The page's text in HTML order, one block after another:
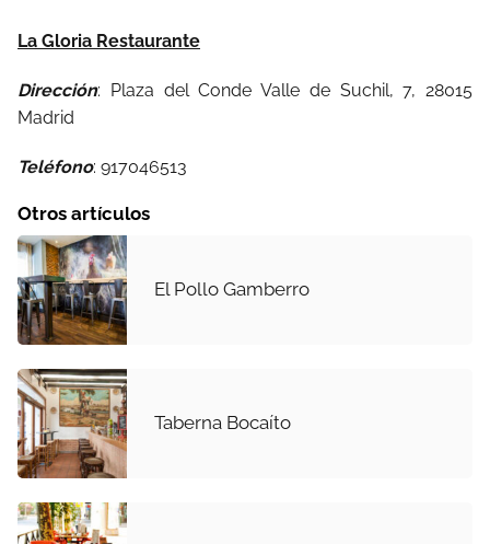
La Gloria Restaurante
Dirección: Plaza del Conde Valle de Suchil, 7, 28015
Madrid
Teléfono: 917046513
Otros artículos
El Pollo Gamberro
Taberna Bocaíto